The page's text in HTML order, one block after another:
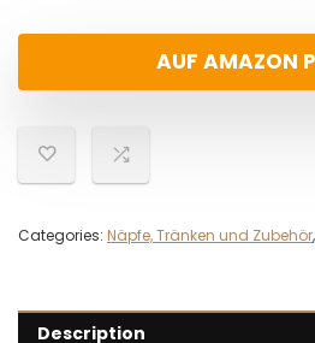
AUF AMAZON
Categories: Näpfe, Tränken und Zubehör,
Description